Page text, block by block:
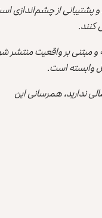
پشتیبانی از چشم‌اندازی
کنند.
و مبتنی بر واقعیت منتشر
وابسته است.
ندارید، همرسانی این